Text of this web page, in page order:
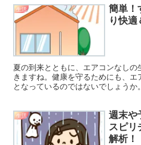
生活
簡単！
り快
夏の到来とともに、エアコンなし
きますね。健康を守るためにも、
となっているのではないでしょう
生活
週末や
スピリ
解析！